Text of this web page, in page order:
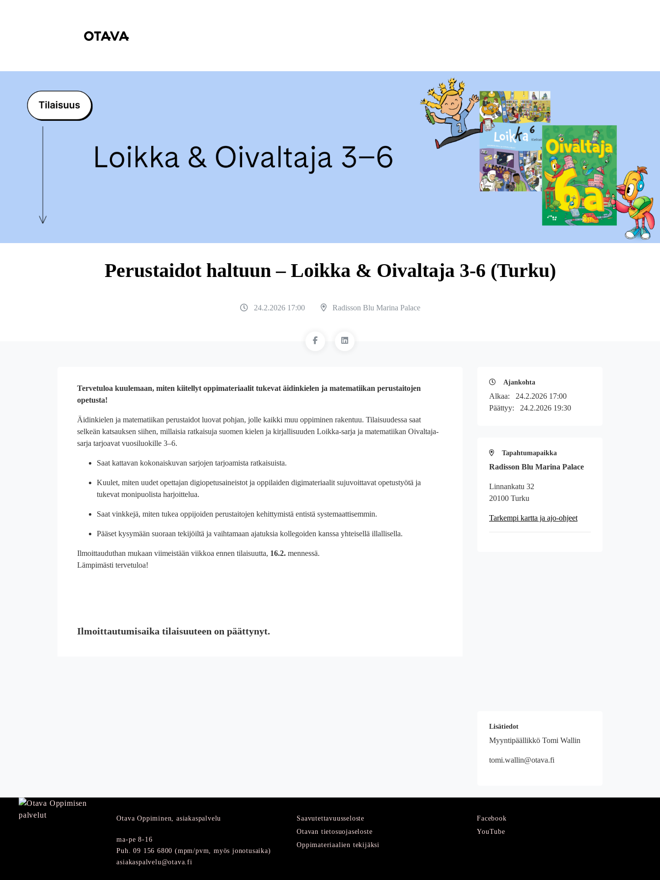
Perustaidot haltuun – Loikka & Oivaltaja 3-6 (Turku)
24.2.2026 17:00 Radisson Blu Marina Palace
Tervetuloa kuulemaan, miten kiitellyt oppimateriaalit tukevat äidinkielen ja matematiikan perustaitojen
opetusta!
Äidinkielen ja matematiikan perustaidot luovat pohjan, jolle kaikki muu oppiminen rakentuu. Tilaisuudessa saat
selkeän katsauksen siihen, millaisia ratkaisuja suomen kielen ja kirjallisuuden Loikka-sarja ja matematiikan Oivaltaja-
sarja tarjoavat vuosiluokille 3–6.
Saat kattavan kokonaiskuvan sarjojen tarjoamista ratkaisuista.
Kuulet, miten uudet opettajan digiopetusaineistot ja oppilaiden digimateriaalit sujuvoittavat opetustyötä ja
tukevat monipuolista harjoittelua.
Saat vinkkejä, miten tukea oppijoiden perustaitojen kehittymistä entistä systemaattisemmin.
Pääset kysymään suoraan tekijöiltä ja vaihtamaan ajatuksia kollegoiden kanssa yhteisellä illallisella.
Ilmoittauduthan mukaan viimeistään viikkoa ennen tilaisuutta, 16.2. mennessä.
Lämpimästi tervetuloa!
Ilmoittautumisaika tilaisuuteen on päättynyt.
Ajankohta
Alkaa: 24.2.2026 17:00
Päättyy: 24.2.2026 19:30
Tapahtumapaikka
Radisson Blu Marina Palace
Linnankatu 32
20100 Turku
Tarkempi kartta ja ajo-ohjeet
Lisätiedot
Myyntipäällikkö Tomi Wallin
tomi.wallin@otava.fi
Otava Oppiminen, asiakaspalvelu
ma-pe 8-16
Puh. 09 156 6800 (mpm/pvm, myös jonotusaika)
asiakaspalvelu@otava.fi
Saavutettavuusseloste
Otavan tietosuojaseloste
Oppimateriaalien tekijäksi
Facebook
YouTube